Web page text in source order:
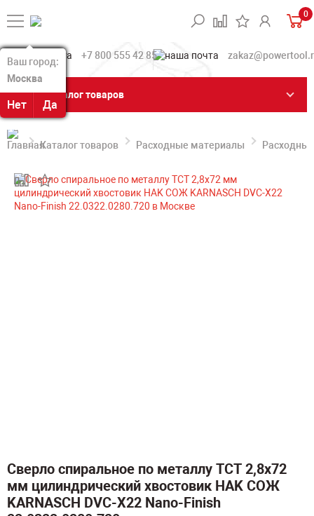
Ваш город:
Москва
Нет Да
Ваш город:
Москва
Нет Да
0
+7 800 555 42 85
Каталог товаров
Каталог товаров Расходные материалы
Сверло спиральное по металлу TCT 2,8х72
мм цилиндрический хвостовик HAK СОЖ
KARNASCH DVC-X22 Nano-Finish